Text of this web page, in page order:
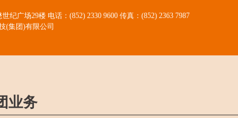
世纪广场29楼 电话：(852) 2330 9600 传真：(852) 2363 7987
(集团)有限公司
业务